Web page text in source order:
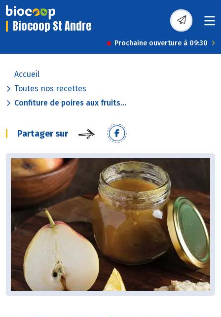
Biocoop St Andre
Prochaine ouverture à 09:30
Accueil
Toutes nos recettes
Confiture de poires aux fruits...
Partager sur